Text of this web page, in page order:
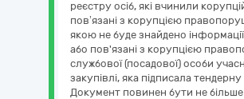
реєстру осіб, які вчинили
пов’язані з корупцією
якою не буде знайдено
або пов'язані з корупцією
службової (посадової) особи
закупівлі, яка підписала
Документ повинен бути не більше